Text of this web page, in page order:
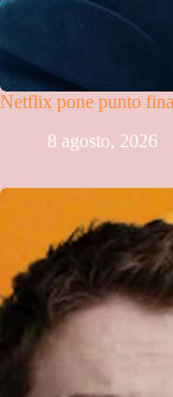
Netflix pone punto
8 agosto, 2026